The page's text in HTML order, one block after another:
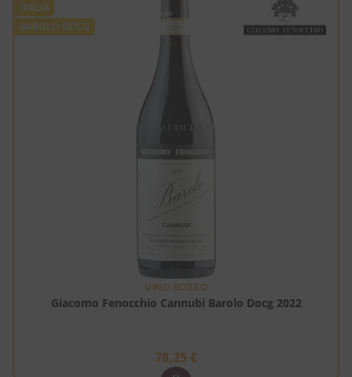
ITALIA
BAROLO DOCG
VINO ROSSO
Giacomo Fenocchio Cannubi Barolo Docg 2022
78,25 €